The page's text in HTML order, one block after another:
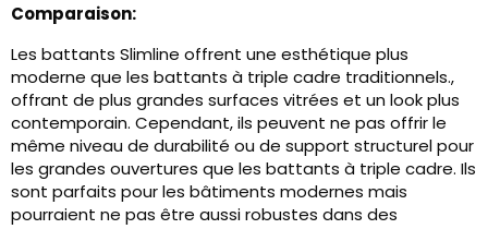
Comparaison:
Les battants Slimline offrent une esthétique plus
moderne que les battants à triple cadre traditionnels.,
offrant de plus grandes surfaces vitrées et un look plus
contemporain. Cependant, ils peuvent ne pas offrir le
même niveau de durabilité ou de support structurel pour
les grandes ouvertures que les battants à triple cadre. Ils
sont parfaits pour les bâtiments modernes mais
pourraient ne pas être aussi robustes dans des